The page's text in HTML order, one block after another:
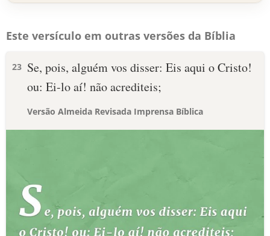
Este versículo em outras versões da Bíblia
23 Se, pois, alguém vos disser: Eis aqui o Cristo!
ou: Ei-lo aí! não acrediteis;
Versão Almeida Revisada Imprensa Bíblica